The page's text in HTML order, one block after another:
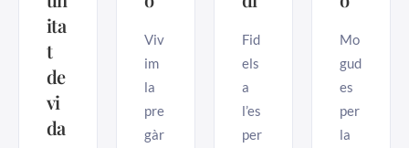
ita
t
de
vi
da
Viv
im
la
pre
gàr
Fid
els
a
l’es
per
Mo
gud
es
per
la